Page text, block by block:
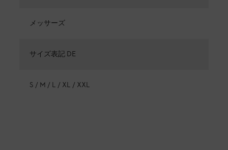
メッサーズ
サイズ表記 DE
S / M / L / XL / XXL